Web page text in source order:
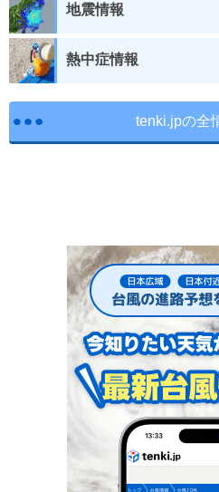
地震情報
熱中症情報
tenki.jpの全